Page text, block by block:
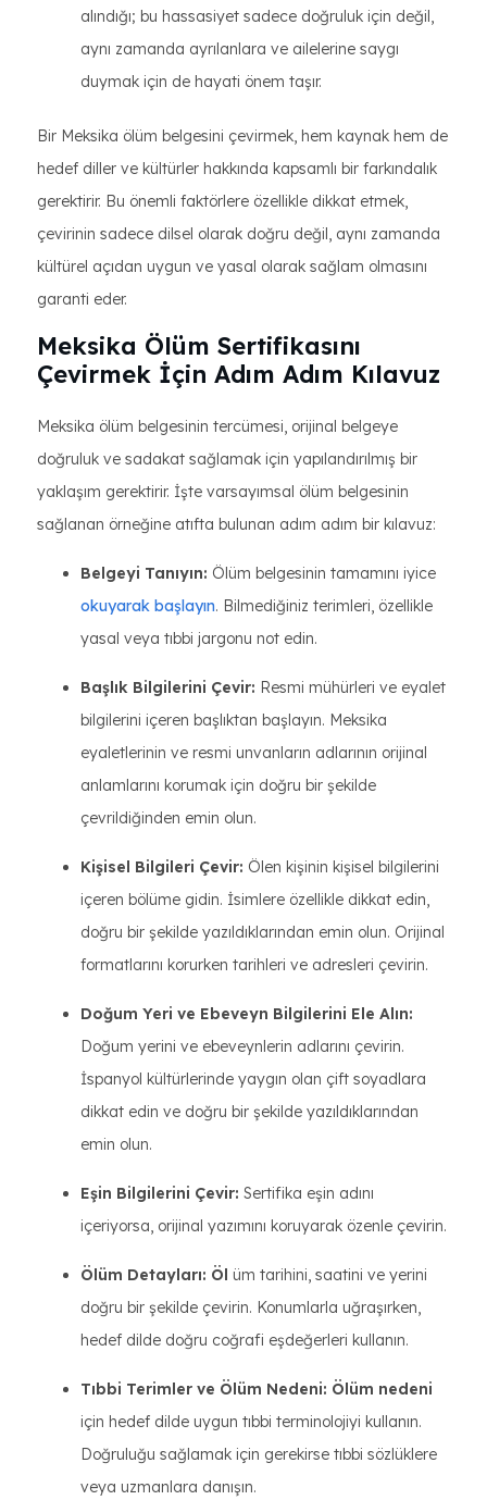
alındığı; bu hassasiyet sadece doğruluk için değil,
aynı zamanda ayrılanlara ve ailelerine saygı
duymak için de hayati önem taşır.
Bir Meksika ölüm belgesini çevirmek, hem kaynak hem de
hedef diller ve kültürler hakkında kapsamlı bir farkındalık
gerektirir. Bu önemli faktörlere özellikle dikkat etmek,
çevirinin sadece dilsel olarak doğru değil, aynı zamanda
kültürel açıdan uygun ve yasal olarak sağlam olmasını
garanti eder.
Meksika Ölüm Sertifikasını
Çevirmek İçin Adım Adım Kılavuz
Meksika ölüm belgesinin tercümesi, orijinal belgeye
doğruluk ve sadakat sağlamak için yapılandırılmış bir
yaklaşım gerektirir. İşte varsayımsal ölüm belgesinin
sağlanan örneğine atıfta bulunan adım adım bir kılavuz:
Belgeyi Tanıyın: Ölüm belgesinin tamamını iyice
okuyarak başlayın. Bilmediğiniz terimleri, özellikle
yasal veya tıbbi jargonu not edin.
Başlık Bilgilerini Çevir: Resmi mühürleri ve eyalet
bilgilerini içeren başlıktan başlayın. Meksika
eyaletlerinin ve resmi unvanların adlarının orijinal
anlamlarını korumak için doğru bir şekilde
çevrildiğinden emin olun.
Kişisel Bilgileri Çevir: Ölen kişinin kişisel bilgilerini
içeren bölüme gidin. İsimlere özellikle dikkat edin,
doğru bir şekilde yazıldıklarından emin olun. Orijinal
formatlarını korurken tarihleri ve adresleri çevirin.
Doğum Yeri ve Ebeveyn Bilgilerini Ele Alın:
Doğum yerini ve ebeveynlerin adlarını çevirin.
İspanyol kültürlerinde yaygın olan çift soyadlara
dikkat edin ve doğru bir şekilde yazıldıklarından
emin olun.
Eşin Bilgilerini Çevir: Sertifika eşin adını
içeriyorsa, orijinal yazımını koruyarak özenle çevirin.
Ölüm Detayları: Öl üm tarihini, saatini ve yerini
doğru bir şekilde çevirin. Konumlarla uğraşırken,
hedef dilde doğru coğrafi eşdeğerleri kullanın.
Tıbbi Terimler ve Ölüm Nedeni: Ölüm nedeni
için hedef dilde uygun tıbbi terminolojiyi kullanın.
Doğruluğu sağlamak için gerekirse tıbbi sözlüklere
veya uzmanlara danışın.